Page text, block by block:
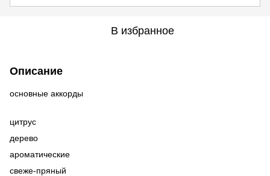
В избранное
Описание
основные аккорды
цитрус
дерево
ароматические
свеже-пряный